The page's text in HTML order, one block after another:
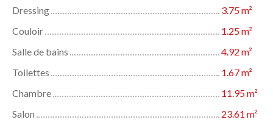
Dressing
3.75 m²
Couloir
1.25 m²
Salle de bains
4.92 m²
Toilettes
1.67 m²
Chambre
11.95 m²
Salon
23.61 m²